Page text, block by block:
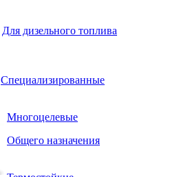
Для дизельного топлива
Специализированные
Многоцелевые
Общего назначения